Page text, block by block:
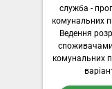
служба -
комунальних
Ведення
комунальних